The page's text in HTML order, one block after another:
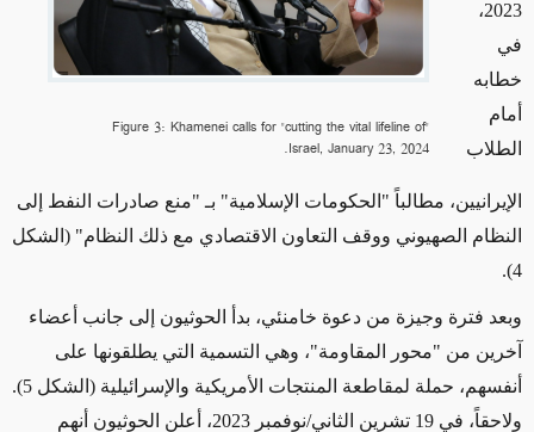
Figure 3: Khamenei calls for "cutting the vital lifeline of"
Israel, January 23, 2024.
2023،
في
خطابه
أمام
الطلاب
الإيرانيين، مطالباً "الحكومات الإسلامية" بـ "منع صادرات النفط إلى
النظام الصهيوني ووقف التعاون الاقتصادي مع ذلك النظام" (الشكل
4)
.
وبعد فترة وجيزة من دعوة خامنئي، بدأ الحوثيون إلى جانب أعضاء
آخرين من "محور المقاومة"، وهي التسمية التي يطلقونها على
أنفسهم، حملة لمقاطعة المنتجات الأمريكية والإسرائيلية (الشكل 5)
.
ولاحقاً، في 19 تشرين الثاني/نوفمبر 2023، أعلن الحوثيون أنهم